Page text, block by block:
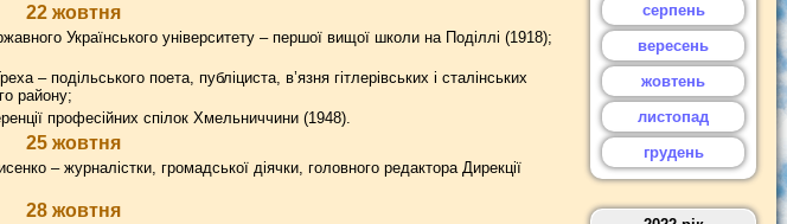
22 жовтня
Українського університету – першої вищої школи на Поділлі (1918);
– подільського поета, публіциста, в’язня гітлерівських і сталінських
району;
професійних спілок Хмельниччини (1948).
25 жовтня
– журналістки, громадської діячки, головного редактора Дирекції
28 жовтня
серпень
вересень
жовтень
листопад
грудень